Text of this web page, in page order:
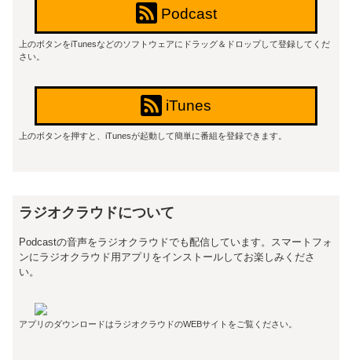
Podcast
上のボタンをiTunesなどのソフトウェアにドラッグ＆ドロップして登録してくだ
さい。
iTunes
上のボタンを押すと、iTunesが起動して簡単に番組を登録できます。
ラジオクラウドについて
Podcastの音声をラジオクラウドでも配信しています。スマートフォ
ンにラジオクラウド用アプリをインストールしてお楽しみくださ
い。
アプリのダウンロードはラジオクラウドのWEBサイトをご覧ください。